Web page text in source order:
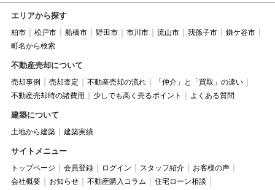
エリアから探す
柏市 松戸市 船橋市 野田市 市川市 流山市 我孫子市
鎌ケ谷市
町名から検索
不動産売却について
売却事例 売却査定 不動産売却の流れ
「仲介」と「買取」の違い
不動産売却時の諸費用
少しでも高く売るポイント よくある質問
建築について
土地から建築 建築実績
サイトメニュー
トップページ 会員登録 ログイン スタッフ紹介
お客様の声
会社概要
お知らせ 不動産購入コラム
住宅ローン相談